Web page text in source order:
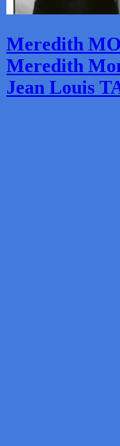
Meredith
Meredith
Jean Louis